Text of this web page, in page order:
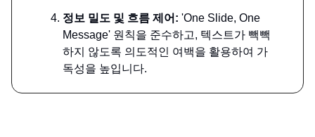
정보 밀도 및 흐름 제어: 'One Slide, One
Message' 원칙을 준수하고, 텍스트가 빽빽
하지 않도록 의도적인 여백을 활용하여 가
독성을 높입니다.